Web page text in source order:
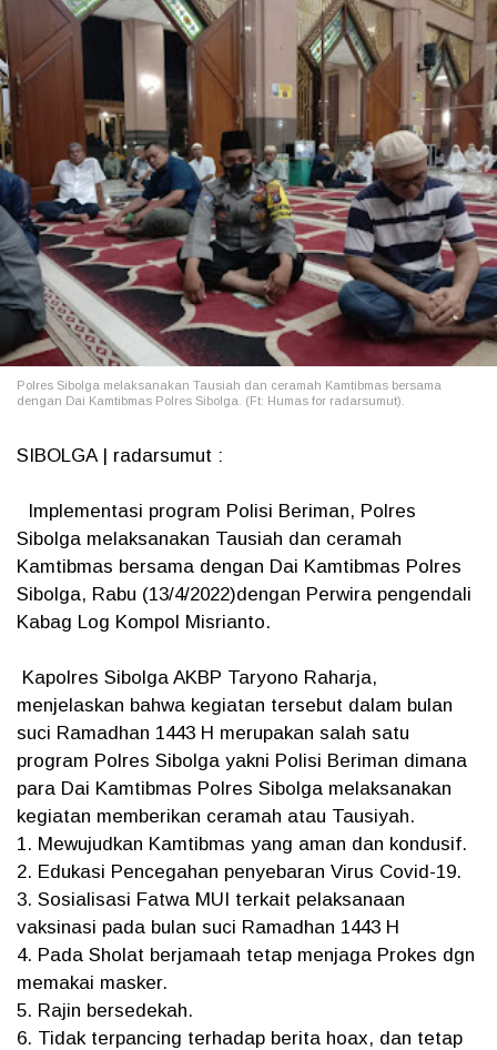
Polres Sibolga melaksanakan Tausiah dan ceramah Kamtibmas bersama
dengan Dai Kamtibmas Polres Sibolga. (Ft: Humas for radarsumut).
SIBOLGA | radarsumut :
Implementasi program Polisi Beriman, Polres
Sibolga melaksanakan Tausiah dan ceramah
Kamtibmas bersama dengan Dai Kamtibmas Polres
Sibolga, Rabu (13/4/2022)dengan Perwira pengendali
Kabag Log Kompol Misrianto.
Kapolres Sibolga AKBP Taryono Raharja,
menjelaskan bahwa kegiatan tersebut dalam bulan
suci Ramadhan 1443 H merupakan salah satu
program Polres Sibolga yakni Polisi Beriman dimana
para Dai Kamtibmas Polres Sibolga melaksanakan
kegiatan memberikan ceramah atau Tausiyah.
1. Mewujudkan Kamtibmas yang aman dan kondusif.
2. Edukasi Pencegahan penyebaran Virus Covid-19.
3. Sosialisasi Fatwa MUI terkait pelaksanaan
vaksinasi pada bulan suci Ramadhan 1443 H
4. Pada Sholat berjamaah tetap menjaga Prokes dgn
memakai masker.
5. Rajin bersedekah.
6. Tidak terpancing terhadap berita hoax, dan tetap